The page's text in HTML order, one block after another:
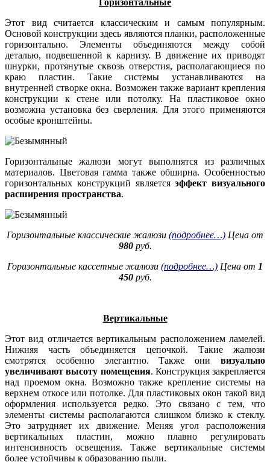
Этот вид считается классическим и самым популярным.
Основой конструкции здесь являются планки, расположенные
горизонтально. Элементы объединяются между собой
деталью, подвешенной к карнизу. В движение их приводят
шнурки, протянутые сквозь отверстия, располагающиеся по
краю пластин. Такие системы устанавливаются на
внутренней створке окна. Возможен также вариант крепления
конструкции к стене или потолку. На пластиковое окно
возможна установка без сверления. Для этого применяются
особые кронштейны.
Горизонтальные жалюзи могут выполнятся из различных
материалов. Цветовая гамма также обширна. Особенностью
горизонтальных конструкций являетсяэффект визуального
расширения пространства.
Горизонтальные классические жалюзи (подробнее…) Цена от
980руб.
Горизонтальные кассетные жалюзи (подробнее…) Цена от 1
450руб.
Вертикальные
Этот вид отличается вертикальным расположением ламелей.
Нижняя часть объединяется цепочкой. Такие жалюзи
смотрятся особенно элегантно. Также они визуально
увеличивают высоту помещения. Конструкция закрепляется
над проемом окна. Возможно также крепление системы на
верхнем откосе или потолке. Для пластиковых окон такой вид
оформления используется редко. Это связано с тем, что
элементы системы располагаются слишком близко к стеклу.
Это затрудняет их движение. Меняя угол расположения
вертикальных пластин, можно плавно регулировать
интенсивность освещения. Также вертикальные системы
более устойчивы к образованию пыли.